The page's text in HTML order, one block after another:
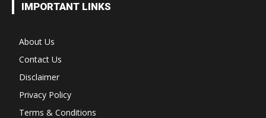
IMPORTANT LINKS
About Us
Contact Us
Disclaimer
Privacy Policy
Terms & Conditions